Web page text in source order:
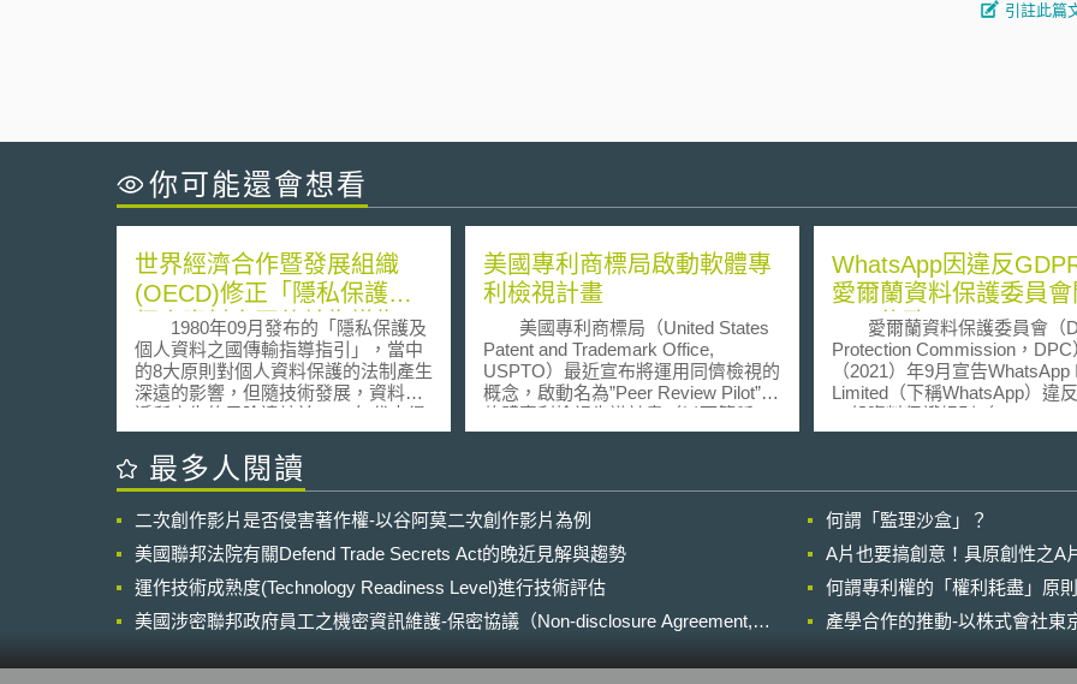
引註此篇
你可能還會想看
世界經濟合作暨發展組織
(OECD)修正「隱私保護及
個人資料之國傳輸指導指
引」
1980年09月發布的「隱私保護及
個人資料之國傳輸指導指引」，當中
的8大原則對個人資料保護的法制產生
深遠的影響，但隨技術發展，資料傳
遞所產生的風險遠較於1980年代來得
複雜。2013年所發布的內容，風險管
理及為全球資料流通的互動性為兩大
主軸，因此，在指引中納入新的概
私法制是不可或缺的，但在今日國家
應該將隱私保護放在更高的戰略位
置、2.隱私管理程序：（以個人資
料）為核心服務的機制應系統化的保
護隱私、3.資料安全漏洞通知:涵蓋有
權者及各別個體的通知。 在指引
增加資料控制者（data controller），
美國專利商標局啟動軟體專
利檢視計畫
美國專利商標局（United States
Patent and Trademark Office,
USPTO）最近宣布將運用同儕檢視的
概念，啟動名為”Peer Review Pilot”的
軟體專利檢視先導計畫（以下簡稱
PRP），該計畫並將與紐約大學進行
CPRP乃是由紐約大學法學院設置及
管理的網站，該網站允許技術專家進
一步予以檢視並提供相關資訊的機
會，希望專利申請案在經過同儕檢視
後，才進一步送交官方審查，藉此縮
減審查程序的時間；而UPSTO的PRP
USPTO開始進行官方的專利審查工作
WhatsApp因違反
愛爾蘭資料保護委員會
2.25億歐元
愛爾蘭資料保護委員會（
Protection Commission，DPC
（2021）年9月宣告WhatsApp
Limited（下稱WhatsApp）違
一般資料保護規則（General
Protection Regulation，GDPR
WhatsApp透過其軟體蒐集用戶
戶的個人資料時，是否有依
12條至第14條提供包括個資處
的、法律依據等相關資訊，以
訊有無符合透明化原則等，其
WhatsApp是否提供「如何與
關資訊為調查重點。 歷經長時間
最多人閱讀
二次創作影片是否侵害著作權-以谷阿莫二次創作影片為例
何謂「監理沙盒」？
美國聯邦法院有關Defend Trade Secrets Act的晚近見解與趨勢
A片也要搞創意！具原創性之A
運作技術成熟度(Technology Readiness Level)進行技術評估
何謂專利權的「權利耗盡」原
美國涉密聯邦政府員工之機密資訊維護-保密協議（Non-disclosure Agreement,
產學合作的推動-以株式會社東